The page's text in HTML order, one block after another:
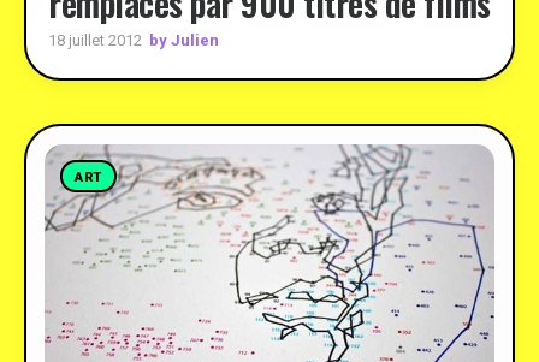
18 juillet 2012 by Julien
ART